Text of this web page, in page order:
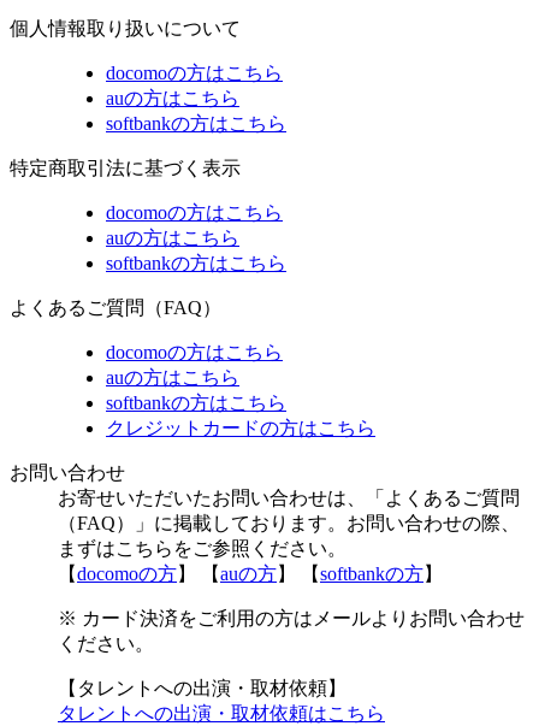
個人情報取り扱いについて
docomoの方はこちら
auの方はこちら
softbankの方はこちら
特定商取引法に基づく表示
docomoの方はこちら
auの方はこちら
softbankの方はこちら
よくあるご質問（FAQ）
docomoの方はこちら
auの方はこちら
softbankの方はこちら
クレジットカードの方はこちら
お問い合わせ
お寄せいただいたお問い合わせは、「よくあるご質問
（FAQ）」に掲載しております。お問い合わせの際、
まずはこちらをご参照ください。
【docomoの方】 【auの方】 【softbankの方】
※ カード決済をご利用の方はメールよりお問い合わせ
ください。
【タレントへの出演・取材依頼】
タレントへの出演・取材依頼はこちら